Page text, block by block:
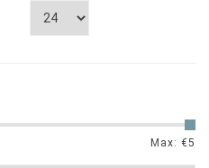
Max: €5